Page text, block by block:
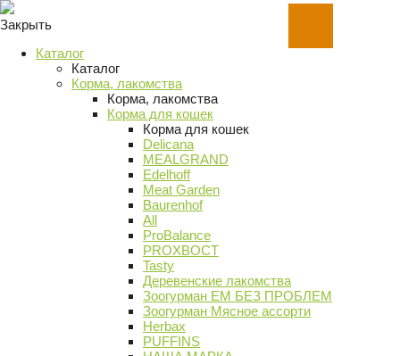
Закрыть
Каталог
Каталог
Корма, лакомства
Корма, лакомства
Корма для кошек
Корма для кошек
Delicana
MEALGRAND
Edelhoff
Meat Garden
Baurenhof
All
ProBalance
PROХВОСТ
Tasty
Деревенские лакомства
Зоогурман ЕМ БЕЗ ПРОБЛЕМ
Зоогурман Мясное ассорти
Herbax
PUFFINS